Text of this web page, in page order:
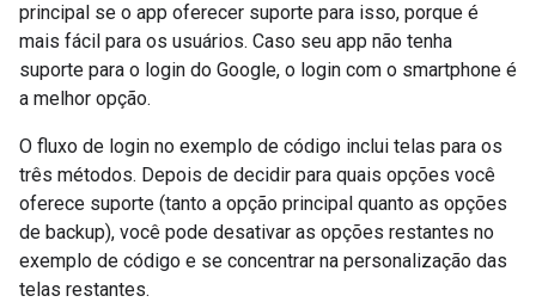
principal se o app oferecer suporte para isso, porque é
mais fácil para os usuários. Caso seu app não tenha
suporte para o login do Google, o login com o smartphone é
a melhor opção.
O fluxo de login no exemplo de código inclui telas para os
três métodos. Depois de decidir para quais opções você
oferece suporte (tanto a opção principal quanto as opções
de backup), você pode desativar as opções restantes no
exemplo de código e se concentrar na personalização das
telas restantes.